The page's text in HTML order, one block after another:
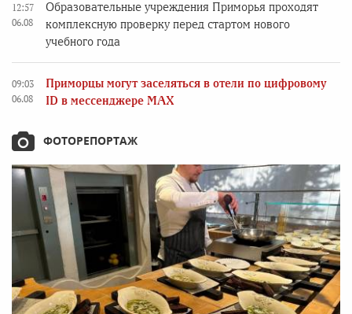
12:57
06.08
Образовательные учреждения Приморья проходят
комплексную проверку перед стартом нового
учебного года
09:03
06.08
Приморцы могут заселяться в отели по цифровому
ID в мессенджере MAX
ФОТОРЕПОРТАЖ